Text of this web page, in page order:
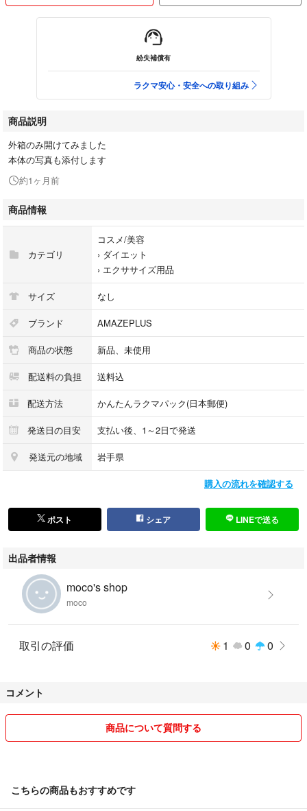
紛失補償有
ラクマ安心・安全への取り組み
商品説明
外箱のみ開けてみました
本体の写真も添付します
約1ヶ月前
商品情報
カテゴリ
コスメ/美容
› ダイエット
› エクササイズ用品
サイズ なし
ブランド AMAZEPLUS
商品の状態 新品、未使用
配送料の負担 送料込
配送方法 かんたんラクマパック(日本郵便)
発送日の目安 支払い後、1～2日で発送
発送元の地域 岩手県
購入の流れを確認する
ポスト シェア LINEで送る
出品者情報
moco's shop
moco
取引の評価 1 0 0
コメント
商品について質問する
こちらの商品もおすすめです